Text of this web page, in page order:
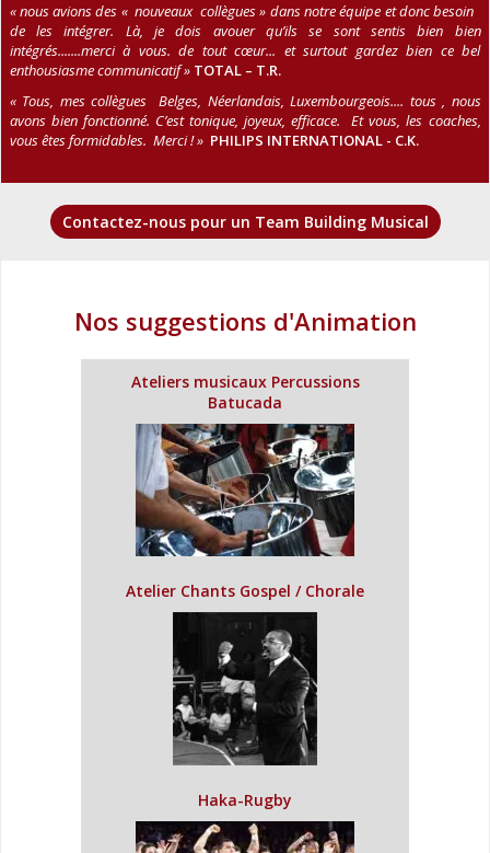
« nous avions des « nouveaux collègues » dans notre équipe et donc besoin
de les intégrer. Là, je dois avouer qu’ils se sont sentis bien bien
intégrés.......merci à vous. de tout cœur... et surtout gardez bien ce bel
enthousiasme communicatif » TOTAL – T.R.
« Tous, mes collègues Belges, Néerlandais, Luxembourgeois.... tous , nous
avons bien fonctionné. C’est tonique, joyeux, efficace. Et vous, les coaches,
vous êtes formidables. Merci !» PHILIPS INTERNATIONAL - C.K.
Contactez-nous pour un Team Building Musical
Nos suggestions d'Animation
Ateliers musicaux Percussions
Batucada
Atelier Chants Gospel / Chorale
Haka-Rugby